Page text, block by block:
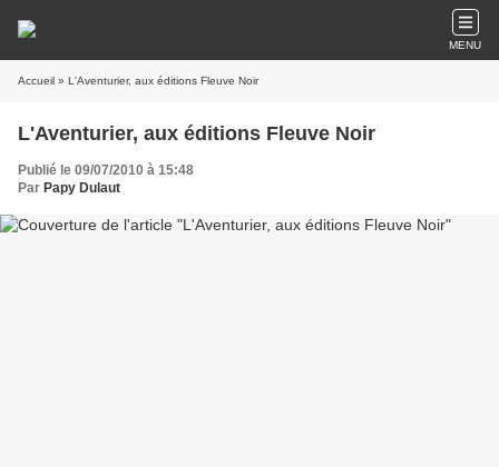
MENU
Accueil » L'Aventurier, aux éditions Fleuve Noir
L'Aventurier, aux éditions Fleuve Noir
Publié le 09/07/2010 à 15:48
Par Papy Dulaut